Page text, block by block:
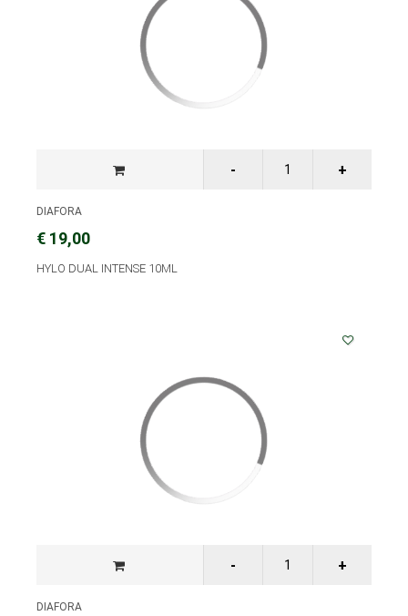
DIAFORA
€ 19,00
HYLO DUAL INTENSE 10ML
DIAFORA